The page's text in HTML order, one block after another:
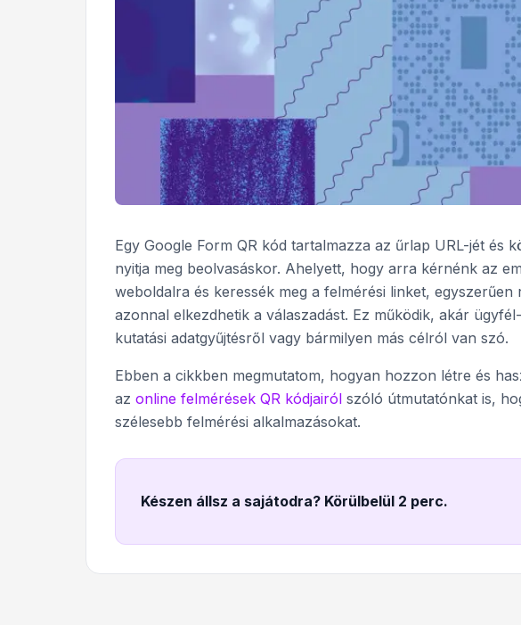
Egy Google Form QR kód tartalmazza az űrlap URL-jét és
nyitja meg beolvasáskor. Ahelyett, hogy arra kérnénk az
weboldalra és keressék meg a felmérési linket,
azonnal elkezdhetik a válaszadást. Ez működik, akár
kutatási adatgyűjtésről vagy bármilyen más célról van szó.
Ebben a cikkben megmutatom, hogyan hozzon létre és
az online felmérések QR kódjairól szóló útmutatónkat is,
szélesebb felmérési alkalmazásokat.
Készen állsz a sajátodra? Körülbelül 2 perc.